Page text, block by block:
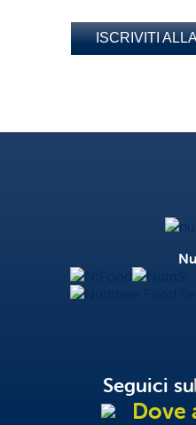
ISCRIVITI
NtFood
Seguici su
Dove